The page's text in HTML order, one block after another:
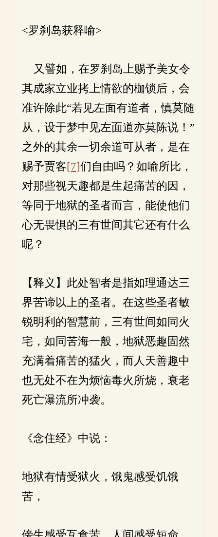
<罗刹岛获释喻>
又譬如，在罗刹岛上赐予美女令
其成家立业拷上情欲的枷锁后，会
准许除此“若见左面有道者，慎莫随
从，设于梦中见左面道亦莫陈说！”
之外的其余一切余道可从者，是在
赐予贾客[7]们自由吗？如喻所比，
对那些视天趣都是生起痛苦的因，
等同于地狱的圣者而言，能使他们
心无畏惧的三有世间其它还有什么
呢？
【释义】此处智者是指如理通达三
界苦谛以上的圣者。在这些圣者敏
锐明利的智慧前，三有世间如同火
宅，如同苦海一般，地狱恶趣固然
充满着痛苦的猛火，而人天善趣中
也无处不在为烦恼毒火所烧，衰老
死亡瀑流所冲袭。
《念住经》中说：
地狱有情受狱火，饿鬼感受饥饿
苦，